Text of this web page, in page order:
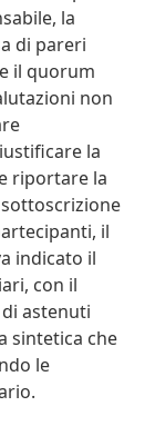
la
di pareri
il quorum
non
la
riportare la
il
indicato il
con il
astenuti
sintetica che
le